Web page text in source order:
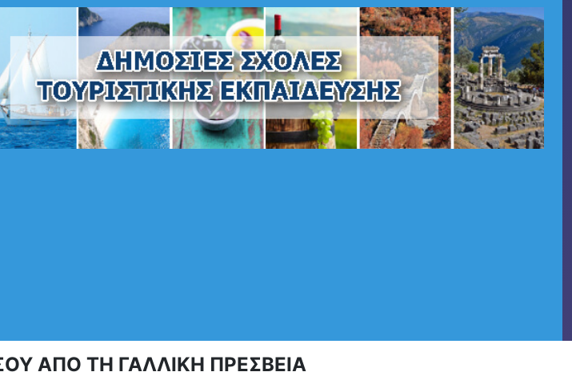
ΑΠΟ ΤΗ ΓΑΛΛΙΚΗ ΠΡΕΣΒΕΙΑ